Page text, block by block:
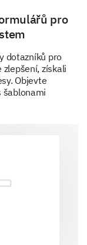
pro
dotazníků pro
získali
Objevte
šablonami